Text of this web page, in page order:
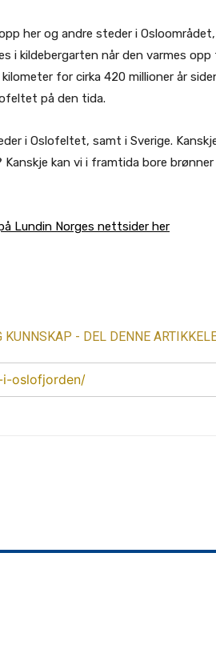
her og andre steder i
i kildebergarten når den varmes
for cirka 420 millioner år
på den tida.
i Oslofeltet, samt i Sverige.
Kanskje kan vi i framtida bore
Lundin Norges nettsider her
- DEL DENNE
oslofjorden/